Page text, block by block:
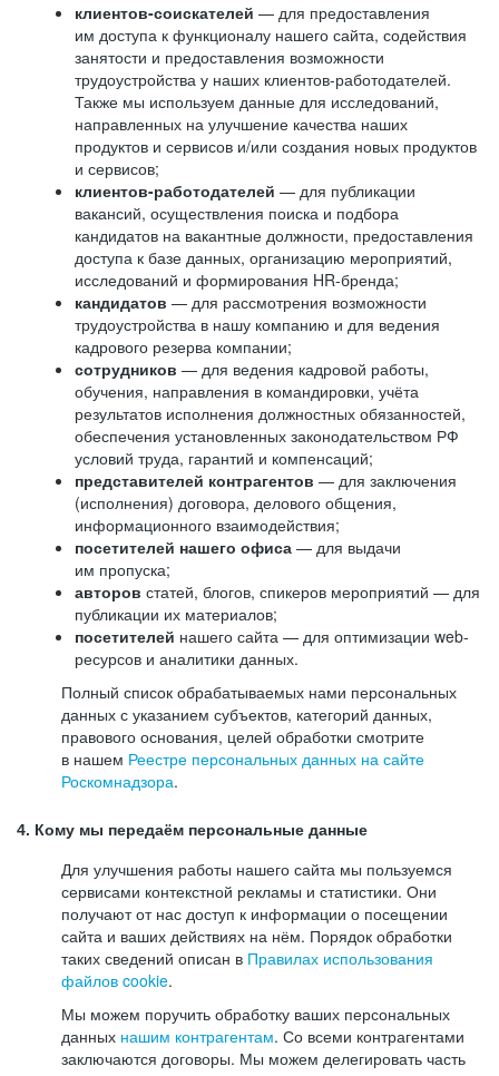
клиентов-соискателей — для предоставления
им доступа к функционалу нашего сайта, содействия
занятости и предоставления возможности
трудоустройства у наших клиентов-работодателей.
Также мы используем данные для исследований,
направленных на улучшение качества наших
продуктов и сервисов и/или создания новых продуктов
и сервисов;
клиентов-работодателей — для публикации
вакансий, осуществления поиска и подбора
кандидатов на вакантные должности, предоставления
доступа к базе данных, организацию мероприятий,
исследований и формирования HR-бренда;
кандидатов — для рассмотрения возможности
трудоустройства в нашу компанию и для ведения
кадрового резерва компании;
сотрудников — для ведения кадровой работы,
обучения, направления в командировки, учёта
результатов исполнения должностных обязанностей,
обеспечения установленных законодательством РФ
условий труда, гарантий и компенсаций;
представителей контрагентов — для заключения
(исполнения) договора, делового общения,
информационного взаимодействия;
посетителей нашего офиса — для выдачи
им пропуска;
авторов статей, блогов, спикеров мероприятий — для
публикации их материалов;
посетителей нашего сайта — для оптимизации web-
ресурсов и аналитики данных.
Полный список обрабатываемых нами персональных
данных с указанием субъектов, категорий данных,
правового основания, целей обработки смотрите
в нашем Реестре персональных данных на сайте
Роскомнадзора.
4. Кому мы передаём персональные данные
Для улучшения работы нашего сайта мы пользуемся
сервисами контекстной рекламы и статистики. Они
получают от нас доступ к информации о посещении
сайта и ваших действиях на нём. Порядок обработки
таких сведений описан в Правилах использования
файлов cookie.
Мы можем поручить обработку ваших персональных
данных нашим контрагентам. Со всеми контрагентами
заключаются договоры. Мы можем делегировать часть